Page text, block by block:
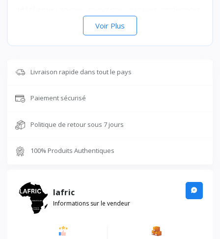
sports, églises ou utilisation à domicile.
Contenu du pack :Enceinte Kimiso QS-1221, micro
sans fil, télécommande, câbles de charge.
Voir Plus
Livraison rapide dans tout le pays
Paiement sécurisé
Politique de retour sous 7 jours
100% Produits Authentiques
lafric
Informations sur le vendeur